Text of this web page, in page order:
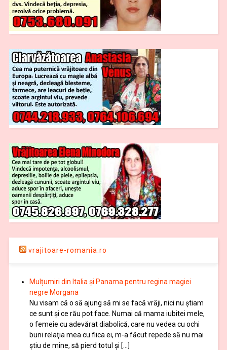
vrajitoare-romania.ro
Mulțumiri din Italia și Panama pentru regina magiei
negre Morgana
Nu visam că o să ajung să mi se facă vrăji, nici nu știam
ce sunt și ce rău pot face. Numai că mama iubitei mele,
o femeie cu adevărat diabolică, care nu vedea cu ochi
buni relaţia mea cu fiica ei, m-a făcut repede să nu mai
ştiu de mine, să pierd totul şi […]